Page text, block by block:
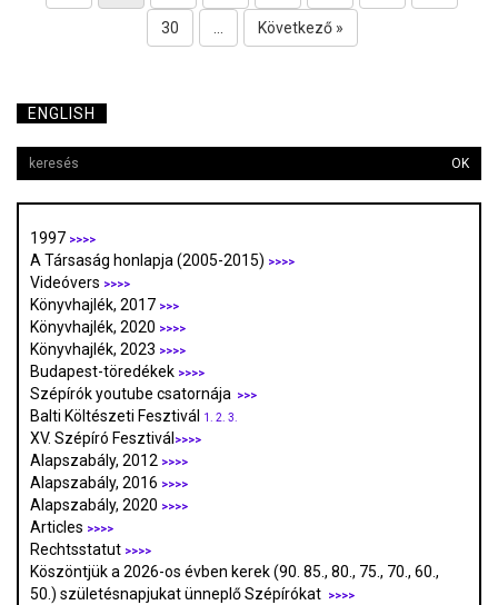
30 Következő »
ENGLISH
OK
1997 >>>>
A Társaság honlapja (2005-2015) >>>>
Videóvers >>>>
Könyvhajlék, 2017 >>>
Könyvhajlék, 2020 >>>>
Könyvhajlék, 2023 >>>>
Budapest-töredékek >>>>
Szépírók youtube csatornája >>>
Balti Költészeti Fesztivál 1. 2. 3.
XV. Szépíró Fesztivál >>>>
Alapszabály, 2012 >>>>
Alapszabály, 2016 >>>>
Alapszabály, 2020 >>>>
Articles >>>>
Rechtsstatut >>>>
Köszöntjük a 2026-os évben kerek (90. 85., 80., 75., 70., 60.,
50.) születésnapjukat ünneplő Szépírókat
>>>>